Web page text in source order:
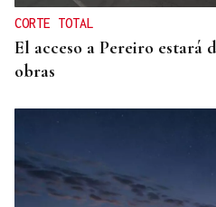
CORTE TOTAL
El acceso a Pereiro estará
obras